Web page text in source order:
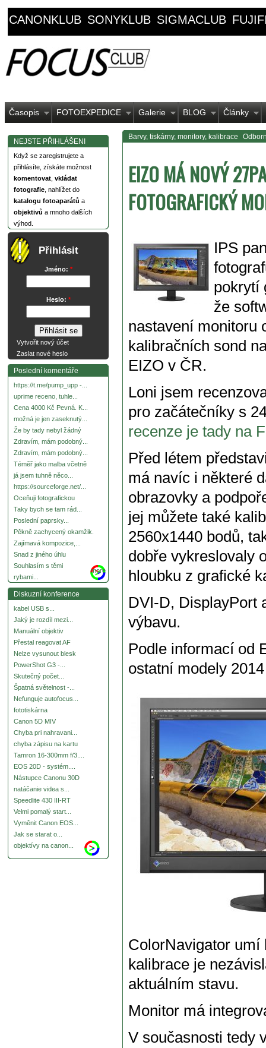
CANONKLUB SONYKLUB SIGMACLUB
Časopis FOTOEXPEDICE Galerie BLOG Články
NEJSTE PŘIHLÁŠENI
Když se zaregistrujete a
přihlásíte, získáte možnost
komentovat vkládat
fotografie , nahlížet do
katalogu fotoaparátů a
objektivů a mnoho dalších
výhod.
Přihlásit
Jméno: *
Heslo: *
Vytvořit nový účet
Zaslat nové heslo
Poslední komentáře
https://t.me/pump_upp -...
uprime receno, tuhle...
Cena 4000 Kč Pevná. K...
možná je jen zaseknutý...
Že by tady nebyl žádný
Zdravím, mám podobný...
Zdravím, mám podobný...
Téměř jako malba včetně
já jsem tuhně něco...
https://sourceforge.net/...
Oceňuji fotografickou
Taky bych se tam rád...
Poslední paprsky...
Pěkně zachycený okamžik.
Zajímavá kompozice,...
Snad z jiného úhlu
Souhlasím s těmi
rybami...
more
Diskuzní konference
kabel USB s...
Jaký je rozdíl mezi...
Manuální objektiv
Přestal reagovat AF
Nelze vysunout blesk
PowerShot G3 -...
Skutečný počet...
Špatná světelnost -...
Nefunguje autofocus...
fototiskárna
Canon 5D MIV
Chyba pri nahravani...
chyba zápisu na kartu
Tamron 16-300mm f/3....
EOS 20D - systém....
Nástupce Canonu 30D
natáčanie videa s...
Speedlite 430 III-RT
Velmi pomalý start...
Vyměnit Canon EOS...
Jak se starat o...
objektívy na canon...
Barvy, tiskárny, monitory, kalibrace
EIZO MÁ NOVÝ
FOTOGRAFICKÝ
IPS
pokrytí
že
nastavení monitoru
kalibračních sond
EIZO v ČR.
Loni jsem
pro začátečníky s
recenze je tady na
Před létem
má navíc i některé
obrazovky a
jej můžete také
2560x1440 bodů,
dobře vykreslovaly
hloubku z grafické
DVI-D, DisplayPort
výbavu.
Podle informací od
ostatní modely
ColorNavigator umí
kalibrace je
aktuálním stavu.
Monitor má
V současnosti tedy